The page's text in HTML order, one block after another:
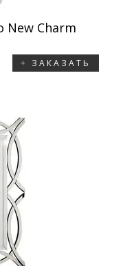
New Charm
ЗАКАЗАТЬ